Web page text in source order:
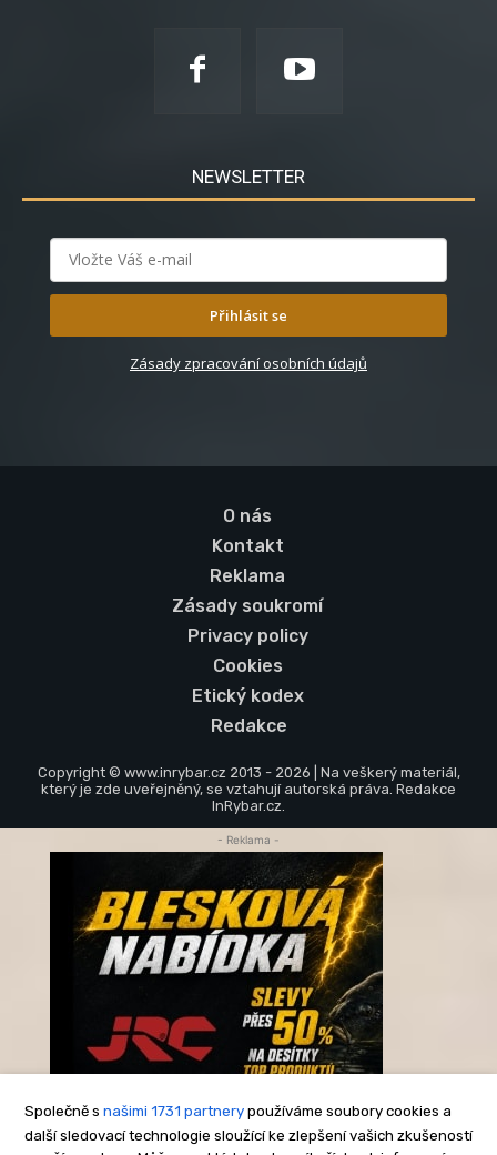
NEWSLETTER
Přihlásit se
Zásady zpracování osobních údajů
O nás
Kontakt
Reklama
Zásady soukromí
Privacy policy
Cookies
Etický kodex
Redakce
Copyright © www.inrybar.cz 2013 - 2026 | Na veškerý materiál,
který je zde uveřejněný, se vztahují autorská práva. Redakce
InRybar.cz.
Společně s našimi 1731 partnery používáme soubory cookies a
další sledovací technologie sloužící ke zlepšení vašich zkušeností
- Reklama -